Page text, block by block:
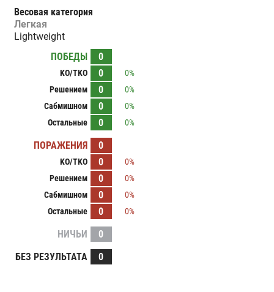
Весовая категория
Легкая
Lightweight
ПОБЕДЫ
0
KO/TKO 0
0%
Решением
0
0%
Сабмишном
0
0%
Остальные
0 0%
ПОРАЖЕНИЯ 0
KO/TKO 0
0%
Решением
0
0%
Сабмишном
0
0%
Остальные
0 0%
НИЧЬИ
0
БЕЗ РЕЗУЛЬТАТА
0